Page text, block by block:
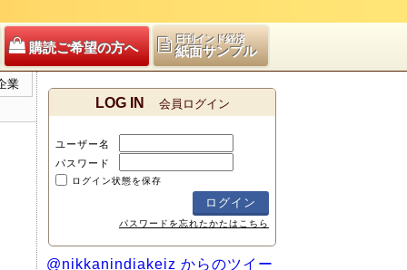
購読ご希望の方へ
日刊インド経済
紙面サンプル
業
LOG IN 会員ログイン
ユーザー名
パスワード
ログイン状態を保存
パスワードを忘れたかたはこちら
@nikkanindiakeiz からのツイー